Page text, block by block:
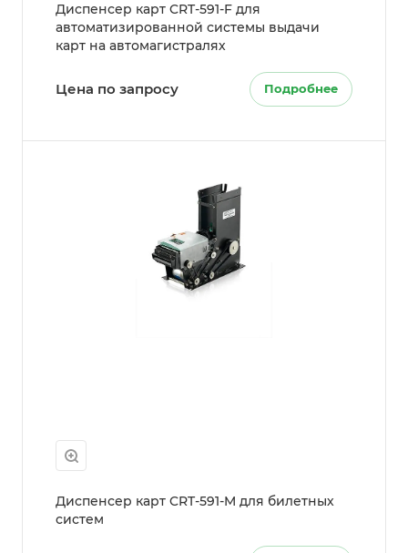
Диспенсер карт CRT-591-F для
автоматизированной системы выдачи
карт на автомагистралях
Цена по запросу Подробнее
Диспенсер карт CRT-591-M для билетных
систем